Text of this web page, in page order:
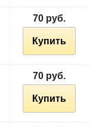
70 руб.
Купить
70 руб.
Купить